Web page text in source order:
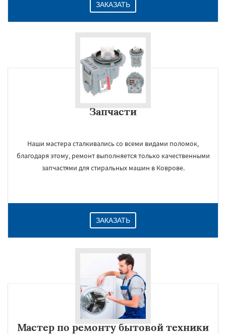
ЗАКАЗАТЬ
Запчасти
Наши мастера сталкивались со всеми видами поломок,
благодаря этому, ремонт выполняется только качественными
запчастями для стиральных машин в Коврове.
ЗАКАЗАТЬ
Мастер по ремонту бытовой техники